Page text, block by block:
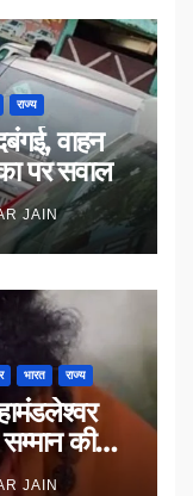
राज्य
पर सवाल
JAIN
भारत राज्य
की
JAIN